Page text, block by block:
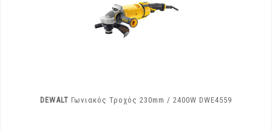
DEWALT Γωνιακός Τροχός 230mm / 2400W DWE4559